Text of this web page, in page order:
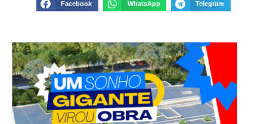
Facebook WhatsApp Telegram